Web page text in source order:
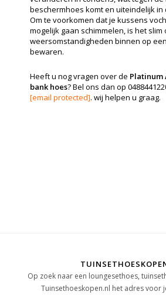
beschermhoes komt en uiteindelijk in
Om te voorkomen dat je kussens
mogelijk gaan schimmelen, is het slim
weersomstandigheden binnen op
bewaren.
Heeft u nog vragen over de Platinum
bank hoes? Bel ons dan op
[email protected]. wij helpen u graag.
Op zoek naar een loungesethoes,
Tuinsethoeskopen.nl het adres voor